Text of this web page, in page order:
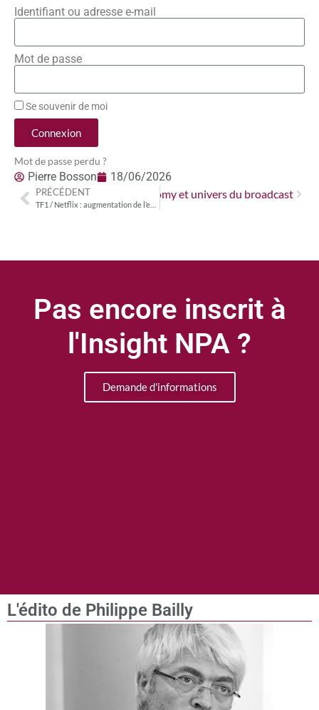
Identifiant ou adresse e-mail
Mot de passe
Se souvenir de moi
Connexion
Mot de passe perdu ?
Pierre Bosson 18/06/2026
PRÉCÉDENT
trait d’union entre creator economy et univers du broadcast
Pas encore inscrit à
l'Insight NPA ?
Demande d'informations
L'édito de Philippe Bailly